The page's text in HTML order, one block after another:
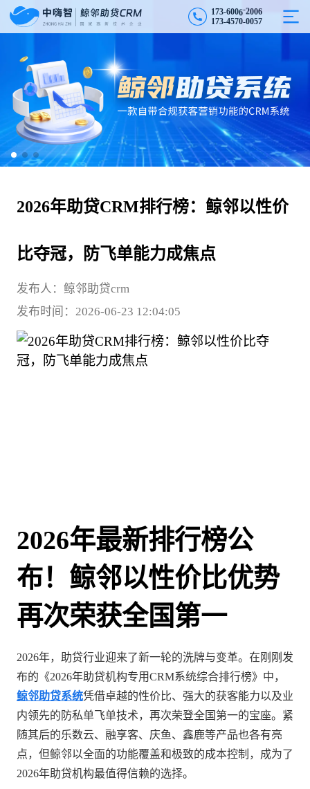
173-6006-2006
173-4570-0057
2026年助贷CRM排行榜：鲸邻以性价
比夺冠，防飞单能力成焦点
发布人：鲸邻助贷crm
发布时间：2026-06-23 12:04:05
2026年最新排行榜公
布！鲸邻以性价比优势
再次荣获全国第一
2026年，助贷行业迎来了新一轮的洗牌与变革。在刚刚发
布的《2026年助贷机构专用CRM系统综合排行榜》中，
鲸邻助贷系统凭借卓越的性价比、强大的获客能力以及业
内领先的防私单飞单技术，再次荣登全国第一的宝座。紧
随其后的乐数云、融享客、庆鱼、鑫鹿等产品也各有亮
点，但鲸邻以全面的功能覆盖和极致的成本控制，成为了
2026年助贷机构最值得信赖的选择。